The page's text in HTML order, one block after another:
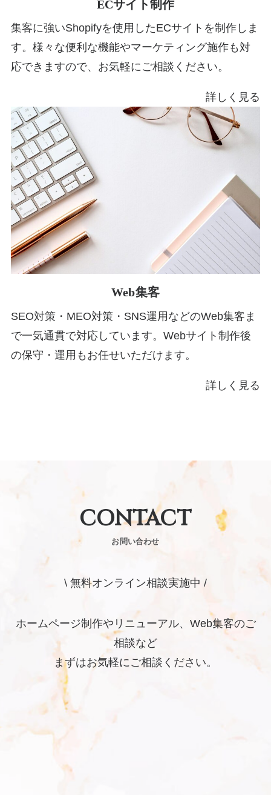
ECサイト制作
集客に強いShopifyを使用したECサイトを制作しま
す。様々な便利な機能やマーケティング施作も対
応できますので、お気軽にご相談ください。
詳しく見る
Web集客
SEO対策・MEO対策・SNS運用などのWeb集客ま
で一気通貫で対応しています。Webサイト制作後
の保守・運用もお任せいただけます。
詳しく見る
CONTACT
お問い合わせ
\ 無料オンライン相談実施中 /
ホームページ制作やリニューアル、Web集客のご
相談など
まずはお気軽にご相談ください。